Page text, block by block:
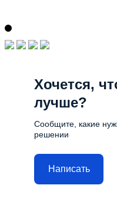
Хочется,
лучше?
Сообщите, какие
решении
Написать